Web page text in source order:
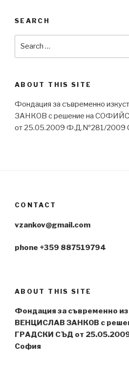
SEARCH
ABOUT THIS SITE
Фондация за съвременно
ЗАНКОВ с решение на
от 25.05.2009 Ф.Д.№281/2009
CONTACT
vzankov@gmail.com
phone +359 887519794
ABOUT THIS SITE
Фондация за съвременно
ВЕНЦИСЛАВ ЗАНКОВ с
ГРАДСКИ СЪД от
София